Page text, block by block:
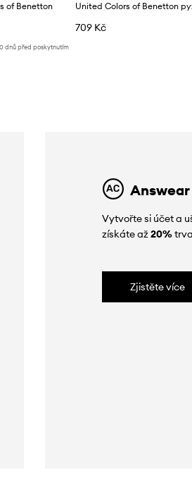
of Benetton
dnů před poskytnutím
709 Kč
Vytvořte si účet a
získáte až20%
Zjistěte více